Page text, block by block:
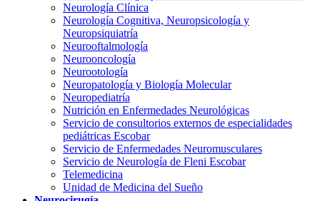
Neurología Clínica
Neurología Cognitiva, Neuropsicología y
Neuropsiquiatría
Neurooftalmología
Neurooncología
Neurootología
Neuropatología y Biología Molecular
Neuropediatría
Nutrición en Enfermedades Neurológicas
Servicio de consultorios externos de especialidades
pediátricas Escobar
Servicio de Enfermedades Neuromusculares
Servicio de Neurología de Fleni Escobar
Telemedicina
Unidad de Medicina del Sueño